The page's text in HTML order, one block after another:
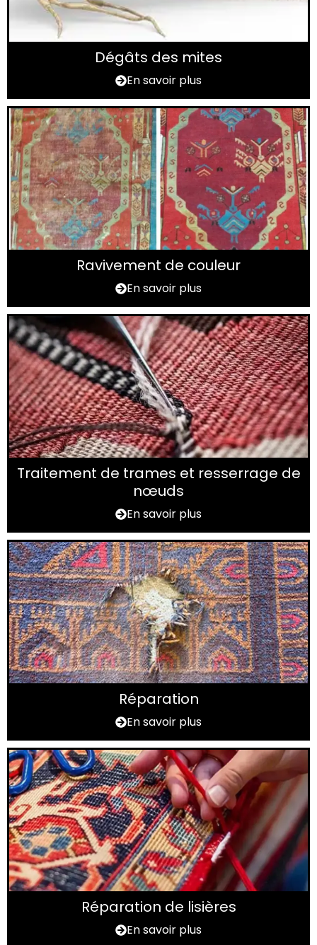
Dégâts des mites
En savoir plus
Ravivement de couleur
En savoir plus
Traitement de trames et resserrage de
nœuds
En savoir plus
Réparation
En savoir plus
Réparation de lisières
En savoir plus